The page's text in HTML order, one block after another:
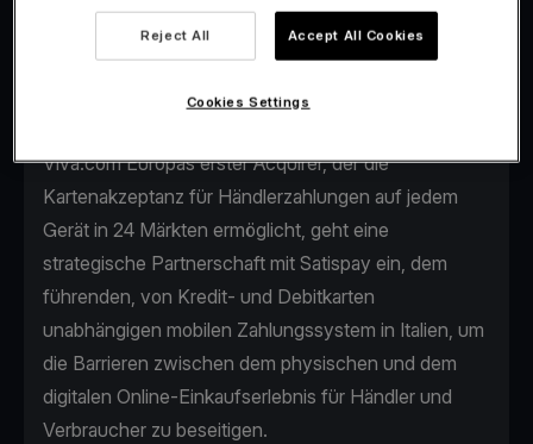
bieten.
Viva.com Europas erster Acquirer, der die
Kartenakzeptanz für Händlerzahlungen auf jedem
Gerät in 24 Märkten ermöglicht, geht eine
strategische Partnerschaft mit Satispay ein, dem
führenden, von Kredit- und Debitkarten
unabhängigen mobilen Zahlungssystem in Italien, um
die Barrieren zwischen dem physischen und dem
digitalen Online-Einkaufserlebnis für Händler und
Verbraucher zu beseitigen.
Reject All Accept All Cookies
Cookies Settings